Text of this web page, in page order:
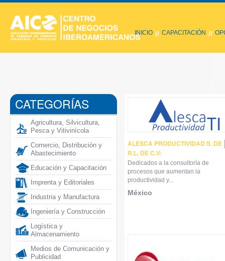
INICIO // CAPACITACIÓN //
CATEGORÍAS
Agricultura, Silvicultura,
Pesca y Vitivinícola
Comercio, Distribución y
Abastecimiento
Educación y Capacitación
Imprenta y Editoriales
Industria y Manufactura
Ingeniería y Construcción
Logística y
Almacenamiento
Medios de Comunicación y
Publicidad
ALESCA PRODUCTIVIDAD S. DE
R.L. DE C.V:
Dedicados a la consultoría de
procesos que aumentan la
productividad y...
México